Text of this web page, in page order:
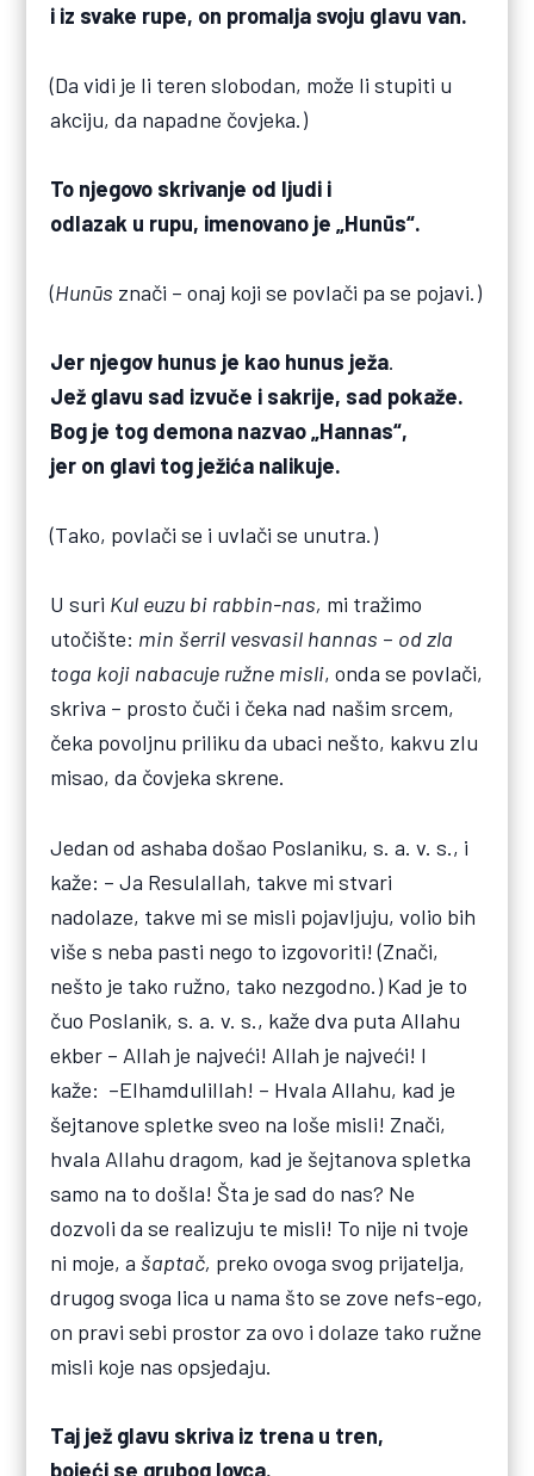
i iz svake rupe, on promalja svoju glavu van.
(Da vidi je li teren slobodan, može li stupiti u
akciju, da napadne čovjeka.)
To njegovo skrivanje od ljudi i
odlazak u rupu, imenovano je „Hunūs“.
(Hunūs znači – onaj koji se povlači pa se pojavi.)
Jer njegov hunus je kao hunus ježa.
Jež glavu sad izvuče i sakrije, sad pokaže.
Bog je tog demona nazvao „Hannas“,
jer on glavi tog ježića nalikuje.
(Tako, povlači se i uvlači se unutra.)
U suri Kul euzu bi rabbin-nas, mi tražimo
utočište: min šerril vesvasil hannas – od zla
toga koji nabacuje ružne misli, onda se povlači,
skriva – prosto čuči i čeka nad našim srcem,
čeka povoljnu priliku da ubaci nešto, kakvu zlu
misao, da čovjeka skrene.
Jedan od ashaba došao Poslaniku, s. a. v. s., i
kaže: – Ja Resulallah, takve mi stvari
nadolaze, takve mi se misli pojavljuju, volio bih
više s neba pasti nego to izgovoriti! (Znači,
nešto je tako ružno, tako nezgodno.) Kad je to
čuo Poslanik, s. a. v. s., kaže dva puta Allahu
ekber – Allah je najveći! Allah je najveći! I
kaže: –Elhamdulillah! – Hvala Allahu, kad je
šejtanove spletke sveo na loše misli! Znači,
hvala Allahu dragom, kad je šejtanova spletka
samo na to došla! Šta je sad do nas? Ne
dozvoli da se realizuju te misli! To nije ni tvoje
ni moje, a šaptač, preko ovoga svog prijatelja,
drugog svoga lica u nama što se zove nefs-ego,
on pravi sebi prostor za ovo i dolaze tako ružne
misli koje nas opsjedaju.
Taj jež glavu skriva iz trena u tren,
bojeći se grubog lovca.